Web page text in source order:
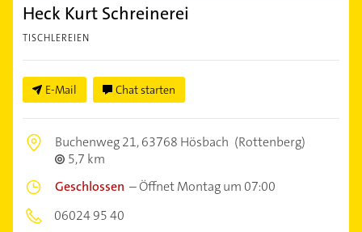
Heck Kurt Schreinerei
TISCHLEREIEN
E-Mail Chat starten
Buchenweg 21,63768 Hösbach (Rottenberg)
5,7 km
Geschlossen –Öffnet Montag um 07:00
06024 95 40